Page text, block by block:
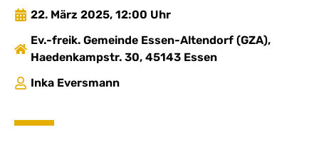
22. März 2025, 12:00 Uhr
Ev.-freik. Gemeinde Essen-Altendorf (GZA),
Haedenkampstr. 30, 45143 Essen
Inka Eversmann